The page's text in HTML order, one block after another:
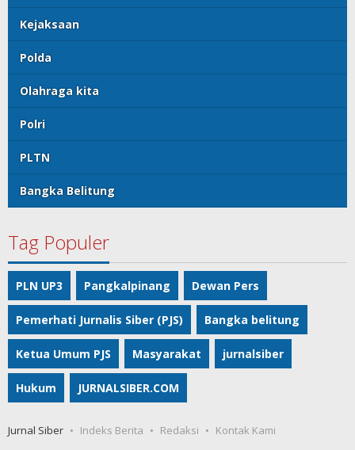
Kejaksaan
Polda
Olahraga kita
Polri
PLTN
Bangka Belitung
Tag Populer
PLN UP3 Pangkalpinang Dewan Pers
Pemerhati Jurnalis Siber (PJS) Bangka belitung
Ketua Umum PJS Masyarakat jurnalsiber
Hukum JURNALSIBER.COM
Jurnal Siber Indeks Berita Redaksi Kontak Kami